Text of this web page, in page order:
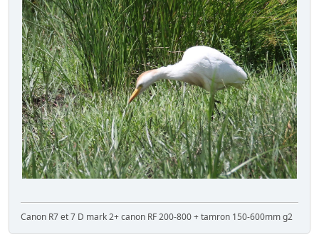
Canon R7 et 7 D mark 2+ canon RF 200-800 + tamron 150-600mm g2